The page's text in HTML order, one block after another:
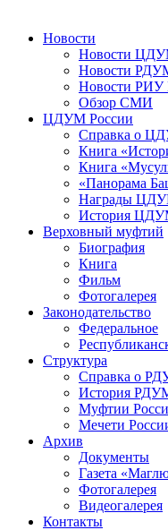
Новости
Новости
Новости
Новости
Обзор СМИ
ЦДУМ России
Справка о
Книга
Книга
«Панорама
Награды
История
Верховный муфтий
Биография
Книга
Фильм
Фотогалерея
Законодательство
Федеральное
Структура
Справка о
История
Муфтии
Мечети
Архив
Документы
Газета
Фотогалерея
Видеогалерея
Контакты